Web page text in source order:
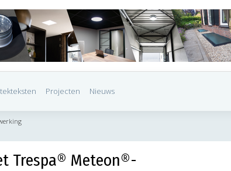
Projecten Nieuws
Trespa® Meteon®-